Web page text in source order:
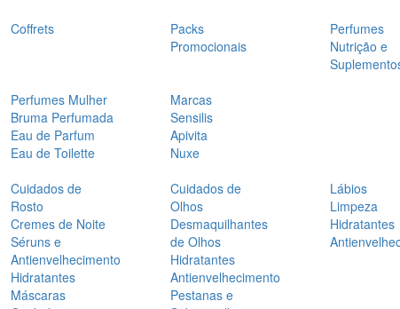
Coffrets
Packs
Promocionais
Perfumes
Nutrição e
Perfumes Mulher
Bruma Perfumada
Eau de Parfum
Eau de Toilette
Marcas
Sensilis
Apivita
Nuxe
Cuidados de
Rosto
Cremes de Noite
Séruns e
Antienvelhecimento
Hidratantes
Máscaras
Cuidados de
Olhos
Desmaquilhantes
de Olhos
Hidratantes
Antienvelhecimento
Pestanas e
Lábios
Limpeza
Hidratantes